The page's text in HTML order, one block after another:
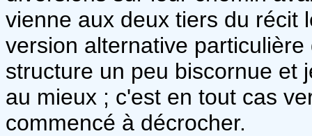
vienne aux deux tiers du récit
version alternative
structure un peu biscornue et
au mieux ; c'est en tout cas
commencé à décrocher.